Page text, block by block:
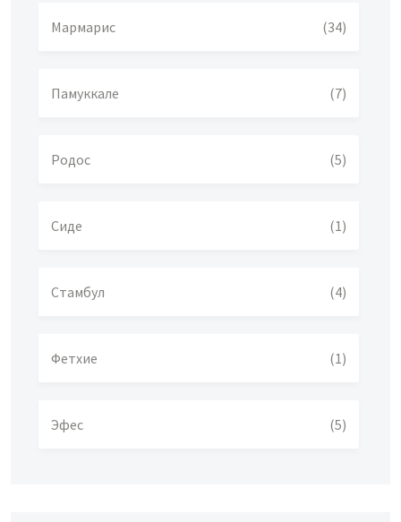
Мармарис (34)
Памуккале (7)
Родос (5)
Сиде (1)
Стамбул (4)
Фетхие (1)
Эфес (5)